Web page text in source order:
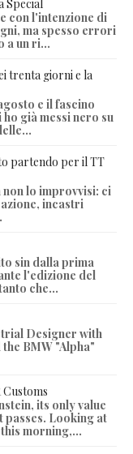
Special
con l'intenzione di
ma spesso errori
a un ri...
trenta giorni e la
e il fascino
già messi nero su
partendo per il TT
lo improvvisi: ci
incastri
sin dalla prima
l'edizione del
che...
Designer with
BMW "Alpha"
Customs
its only value
passes. Looking at
morning,...